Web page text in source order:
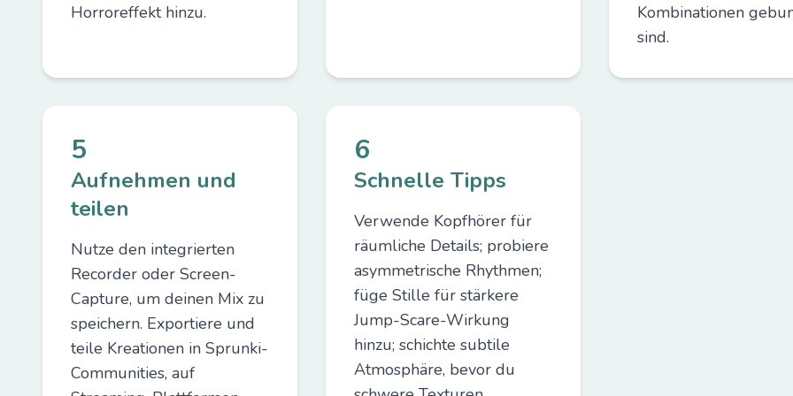
Horroreffekt hinzu.
Kombinationen
sind.
5
Aufnehmen und
teilen
Nutze den integrierten
Recorder oder Screen-
Capture, um deinen Mix zu
speichern. Exportiere und
teile Kreationen in Sprunki-
Communities, auf
6
Schnelle Tipps
Verwende Kopfhörer für
räumliche Details; probiere
asymmetrische Rhythmen;
füge Stille für stärkere
Jump-Scare-Wirkung
hinzu; schichte subtile
Atmosphäre, bevor du